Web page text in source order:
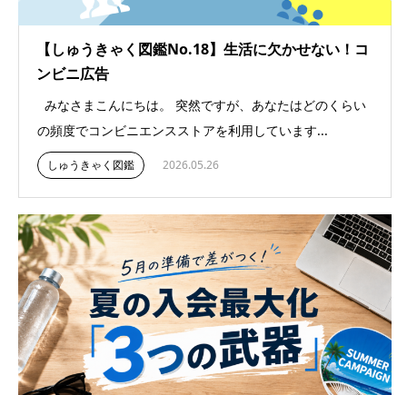
【しゅうきゃく図鑑No.18】生活に欠かせない！コ
ンビニ広告
みなさまこんにちは。 突然ですが、あなたはどのくらい
の頻度でコンビニエンスストアを利用しています...
しゅうきゃく図鑑 2026.05.26